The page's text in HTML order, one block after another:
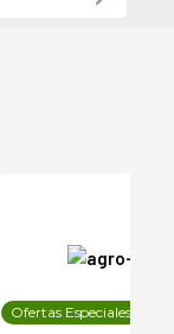
Ofertas Especiales